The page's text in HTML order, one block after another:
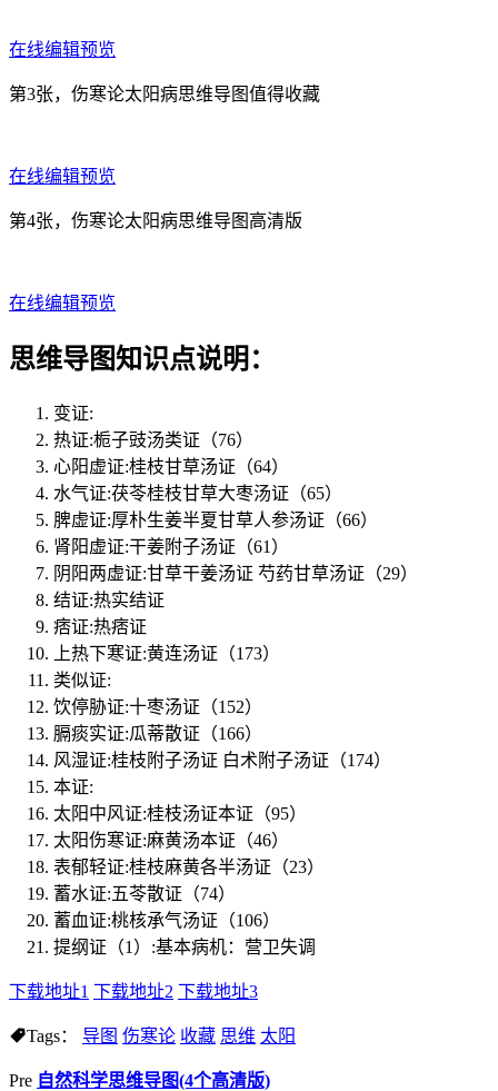
在线编辑预览
第3张，伤寒论太阳病思维导图值得收藏
在线编辑预览
第4张，伤寒论太阳病思维导图高清版
在线编辑预览
思维导图知识点说明：
变证:
热证:栀子豉汤类证（76）
心阳虚证:桂枝甘草汤证（64）
水气证:茯苓桂枝甘草大枣汤证（65）
脾虚证:厚朴生姜半夏甘草人参汤证（66）
肾阳虚证:干姜附子汤证（61）
阴阳两虚证:甘草干姜汤证 芍药甘草汤证（29）
结证:热实结证
痞证:热痞证
上热下寒证:黄连汤证（173）
类似证:
饮停胁证:十枣汤证（152）
膈痰实证:瓜蒂散证（166）
风湿证:桂枝附子汤证 白术附子汤证（174）
本证:
太阳中风证:桂枝汤证本证（95）
太阳伤寒证:麻黄汤本证（46）
表郁轻证:桂枝麻黄各半汤证（23）
蓄水证:五苓散证（74）
蓄血证:桃核承气汤证（106）
提纲证（1）:基本病机：营卫失调
下载地址1 下载地址2 下载地址3
Tags： 导图 伤寒论 收藏 思维 太阳
Pre 自然科学思维导图(4个高清版)